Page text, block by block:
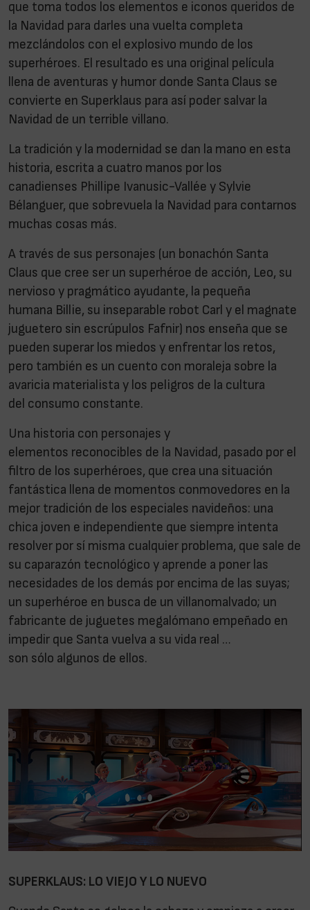
que toma todos los elementos e iconos queridos de
la Navidad para darles una vuelta completa
mezclándolos con el explosivo mundo de los
superhéroes. El resultado es una original película
llena de aventuras y humor donde Santa Claus se
convierte en Superklaus para así poder salvar la
Navidad de un terrible villano.
La tradición y la modernidad se dan la mano en esta
historia, escrita a cuatro manos por los
canadienses Phillipe Ivanusic-Vallée y Sylvie
Bélanguer, que sobrevuela la Navidad para contarnos
muchas cosas más.
A través de sus personajes (un bonachón Santa
Claus que cree ser un superhéroe de acción, Leo, su
nervioso y pragmático ayudante, la pequeña
humana Billie, su inseparable robot Carl y el magnate
juguetero sin escrúpulos Fafnir) nos enseña que se
pueden superar los miedos y enfrentar los retos,
pero también es un cuento con moraleja sobre la
avaricia materialista y los peligros de la cultura
del consumo constante.
Una historia con personajes y
elementos reconocibles de la Navidad, pasado por el
filtro de los superhéroes, que crea una situación
fantástica llena de momentos conmovedores en la
mejor tradición de los especiales navideños: una
chica joven e independiente que siempre intenta
resolver por sí misma cualquier problema, que sale de
su caparazón tecnológico y aprende a poner las
necesidades de los demás por encima de las suyas;
un superhéroe en busca de un villanomalvado; un
fabricante de juguetes megalómano empeñado en
impedir que Santa vuelva a su vida real …
son sólo algunos de ellos.
SUPERKLAUS: LO VIEJO Y LO NUEVO